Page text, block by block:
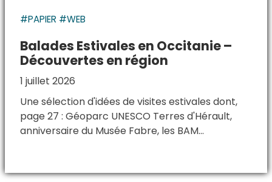
#PAPIER #WEB
Balades Estivales en Occitanie –
Découvertes en région
1 juillet 2026
Une sélection d'idées de visites estivales dont,
page 27 : Géoparc UNESCO Terres d'Hérault,
anniversaire du Musée Fabre, les BAM...